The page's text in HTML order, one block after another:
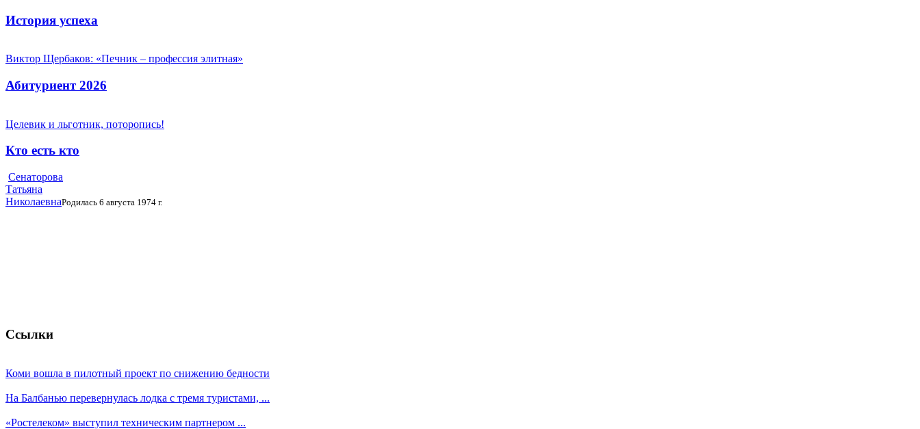
История успеха
Виктор Щербаков: «Печник – профессия элитная»
Абитуриент 2026
Целевик и льготник, поторопись!
Кто есть кто
Сенаторова
Татьяна
НиколаевнаРодилась 6 августа 1974 г.
Ссылки
Коми вошла в пилотный проект по снижению бедности
На Балбанью перевернулась лодка с тремя туристами, ...
«Ростелеком» выступил техническим партнером ...